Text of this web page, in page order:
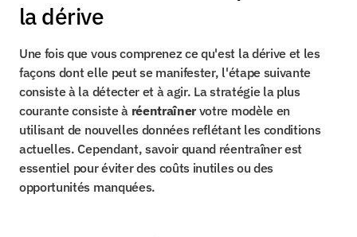
la dérive
Une fois que vous comprenez ce qu'est la dérive et les
façons dont elle peut se manifester, l'étape suivante
consiste à la détecter et à agir. La stratégie la plus
courante consiste à réentraîner votre modèle en
utilisant de nouvelles données reflétant les conditions
actuelles. Cependant, savoir quand réentraîner est
essentiel pour éviter des coûts inutiles ou des
opportunités manquées.